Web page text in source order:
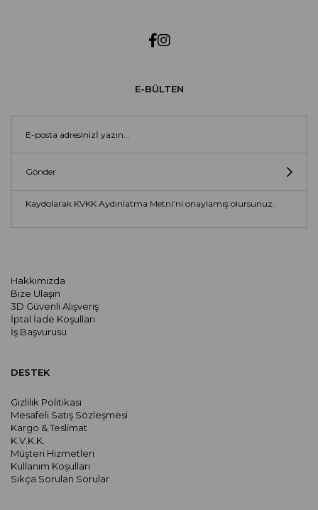
Hakkımızda
Bize Ulaşın
3D Güvenli Alışveriş
İptal İade Koşulları
İş Başvurusu
E-BÜLTEN
Gönder
Kaydolarak KVKK Aydınlatma Metni’ni onaylamış olursunuz.
DESTEK
Gizlilik Politikası
Mesafeli Satış Sözleşmesi
Kargo & Teslimat
K.V.K.K.
Müşteri Hizmetleri
Kullanım Koşulları
Sıkça Sorulan Sorular